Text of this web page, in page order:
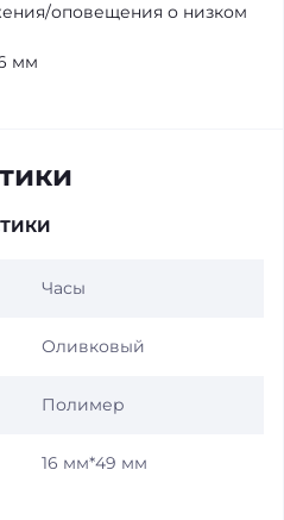
оповещения о низком
мм
Часы
Оливковый
Полимер
16 мм*49 мм